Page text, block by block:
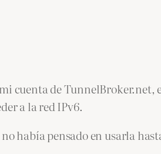
cuenta de
a la red IPv6.
había pensado en usarla